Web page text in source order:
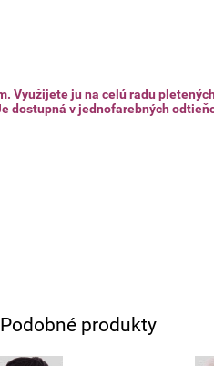
Využijete ju na celú radu
dostupná v jednofarebných
Podobné produkty